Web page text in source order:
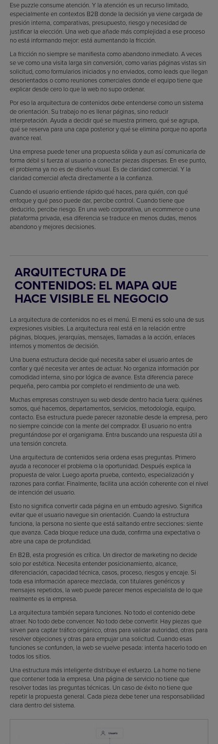
Ese puzzle consume atención. Y la atención es un recurso limitado,
especialmente en contextos B2B donde la decisión ya viene cargada de
presión interna, comparativas, presupuesto, riesgo y necesidad de
justificar la elección. Una web que añade más complejidad a ese proceso
no está informando mejor: está aumentando la fricción.
La fricción no siempre se manifiesta como abandono inmediato. A veces
se ve como una visita larga sin conversión, como varias páginas vistas sin
solicitud, como formularios iniciados y no enviados, como leads que llegan
desorientados o como reuniones comerciales donde el equipo tiene que
explicar desde cero lo que la web no supo ordenar.
Por eso la arquitectura de contenidos debe entenderse como un sistema
de orientación. Su trabajo no es llenar páginas, sino reducir
interpretación. Ayuda a decidir qué se muestra primero, qué se agrupa,
qué se reserva para una capa posterior y qué se elimina porque no aporta
avance real.
Una empresa puede tener una propuesta sólida y aun así comunicarla de
forma débil si fuerza al usuario a conectar piezas dispersas. En ese punto,
el problema ya no es de diseño visual. Es de claridad comercial. Y la
claridad comercial afecta directamente a la confianza.
Cuando el usuario entiende rápido qué haces, para quién, con qué
enfoque y qué paso puede dar, percibe control. Cuando tiene que
deducirlo, percibe riesgo. En una web corporativa, un ecommerce o una
plataforma privada, esa diferencia se traduce en menos dudas, menos
abandono y mejores decisiones.
ARQUITECTURA DE
CONTENIDOS: EL MAPA QUE
HACE VISIBLE EL NEGOCIO
La arquitectura de contenidos no es el menú. El menú es solo una de sus
expresiones visibles. La arquitectura real está en la relación entre
páginas, bloques, jerarquías, mensajes, llamadas a la acción, enlaces
internos y momentos de decisión.
Una buena estructura decide qué necesita saber el usuario antes de
confiar y qué necesita ver antes de actuar. No organiza información por
comodidad interna, sino por lógica de avance. Esta diferencia parece
pequeña, pero cambia por completo el rendimiento de una web.
Muchas empresas construyen su web desde dentro hacia fuera: quiénes
somos, qué hacemos, departamentos, servicios, metodología, equipo,
contacto. Esa estructura puede parecer razonable desde la empresa, pero
no siempre coincide con la mente del comprador. El usuario no entra
preguntándose por el organigrama. Entra buscando una respuesta útil a
una tensión concreta.
Una arquitectura de contenidos seria ordena esas preguntas. Primero
ayuda a reconocer el problema o la oportunidad. Después explica la
propuesta de valor. Luego aporta prueba, contexto, especialización y
razones para confiar. Finalmente, facilita una acción coherente con el nivel
de intención del usuario.
Esto no significa convertir cada página en un embudo agresivo. Significa
evitar que el usuario navegue sin orientación. Cuando la estructura
funciona, la persona no siente que está saltando entre secciones: siente
que avanza. Cada bloque reduce una duda, confirma una expectativa o
abre una capa de profundidad.
En B2B, esta progresión es crítica. Un director de marketing no decide
solo por estética. Necesita entender posicionamiento, alcance,
diferenciación, capacidad técnica, casos, proceso, riesgos y encaje. Si
toda esa información aparece mezclada, con titulares genéricos y
mensajes repetidos, la web puede parecer menos especialista de lo que
realmente es la empresa.
La arquitectura también separa funciones. No todo el contenido debe
atraer. No todo debe convencer. No todo debe convertir. Hay piezas que
sirven para captar tráfico orgánico, otras para validar autoridad, otras para
resolver objeciones y otras para empujar una solicitud. Cuando esas
funciones se confunden, la web se vuelve pesada: intenta hacerlo todo en
todos los sitios.
Una estructura más inteligente distribuye el esfuerzo. La home no tiene
que contener toda la empresa. Una página de servicio no tiene que
resolver todas las preguntas técnicas. Un caso de éxito no tiene que
repetir la propuesta general. Cada pieza debe tener una responsabilidad
clara dentro del sistema.